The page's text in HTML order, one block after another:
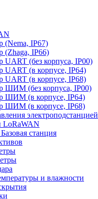
(Nema, IP67)
(Zhaga, IP66)
UART (без корпуса, IP00)
UART (в корпусе, IP64)
UART (в корпусе, IP68)
ШИМ (без корпуса, IP00)
ШИМ (в корпусе, IP64)
ШИМ (в корпусе, IP68)
электроподстанцией
LoRaWAN
станция
и влажности